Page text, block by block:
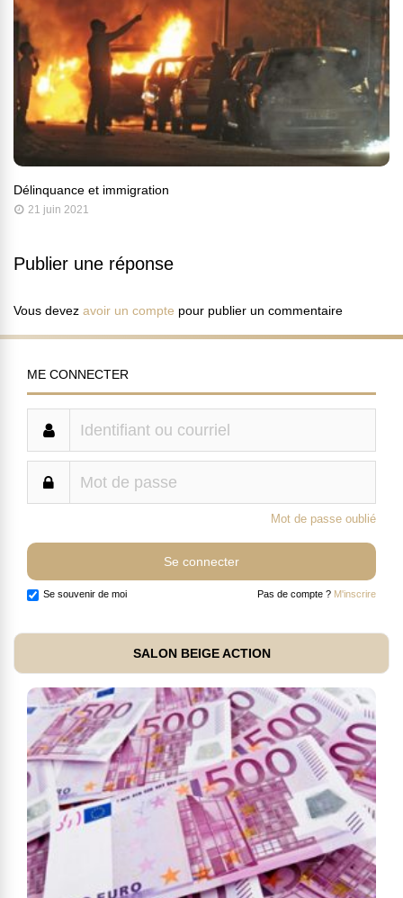
Délinquance et immigration
21 juin 2021
Publier une réponse
Vous devez avoir un compte pour publier un commentaire
ME CONNECTER
Mot de passe oublié
Se souvenir de moi Pas de compte ? M'inscrire
SALON BEIGE ACTION